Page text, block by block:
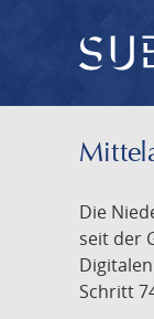
Die
seit der
Schritt